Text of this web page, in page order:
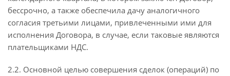
бессрочно, а также обеспечила дачу аналогичного
согласия третьими лицами, привлеченными ими для
исполнения Договора, в случае, если таковые являются
плательщиками НДС.
2.2. Основной целью совершения сделок (операций) по